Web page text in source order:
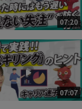
07:20
07:07